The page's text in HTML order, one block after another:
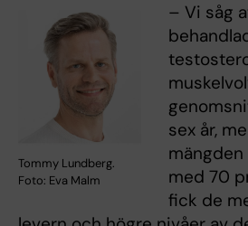
Tommy Lundberg.
Foto: Eva Malm
– Vi såg
sex år,
med 70
fick de